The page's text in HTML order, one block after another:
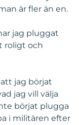
är fler än en.
jag pluggat
roligt och
jag börjat
jag vill välja
börjat plugga
i militären efter